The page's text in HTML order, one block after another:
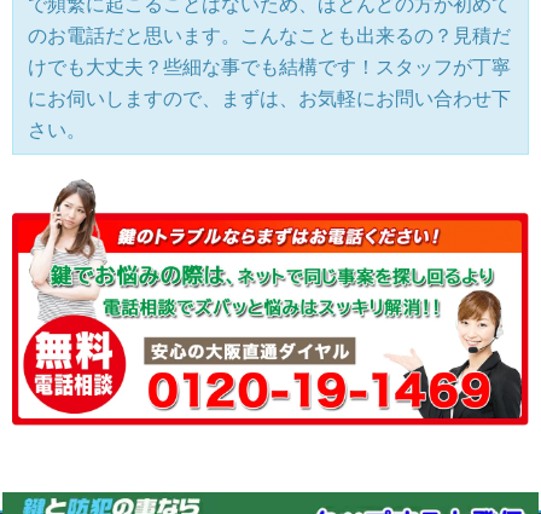
で頻繁に起こることはないため、ほとんどの方が初めて
のお電話だと思います。こんなことも出来るの？見積だ
けでも大丈夫？些細な事でも結構です！スタッフが丁寧
にお伺いしますので、まずは、お気軽にお問い合わせ下
さい。